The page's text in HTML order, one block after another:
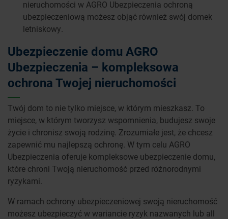
nieruchomości w AGRO Ubezpieczenia ochroną
ubezpieczeniową możesz objąć również swój domek
letniskowy.
Ubezpieczenie domu AGRO
Ubezpieczenia – kompleksowa
ochrona Twojej nieruchomości
Twój dom to nie tylko miejsce, w którym mieszkasz. To
miejsce, w którym tworzysz wspomnienia, budujesz swoje
życie i chronisz swoją rodzinę. Zrozumiałe jest, że chcesz
zapewnić mu najlepszą ochronę. W tym celu AGRO
Ubezpieczenia oferuje kompleksowe ubezpieczenie domu,
które chroni Twoją nieruchomość przed różnorodnymi
ryzykami.
W ramach ochrony ubezpieczeniowej swoją nieruchomość
możesz ubezpieczyć w wariancie ryzyk nazwanych lub all